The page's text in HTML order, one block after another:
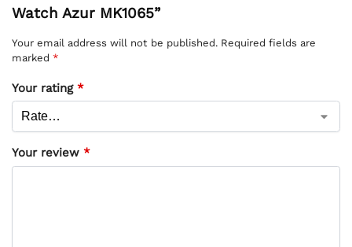
Watch Azur MK1065”
Your email address will not be published. Required fields are
marked *
Your rating *
Your review *